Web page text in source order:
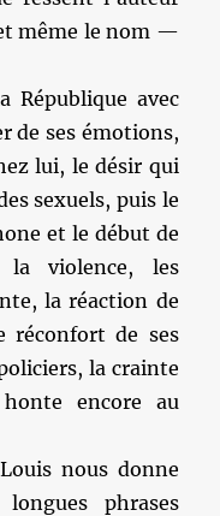
même le nom —
avec
de ses émotions,
lui, le désir qui
sexuels, puis le
et le début de
violence, les
la réaction de
réconfort de ses
la crainte
encore au
nous donne
phrases